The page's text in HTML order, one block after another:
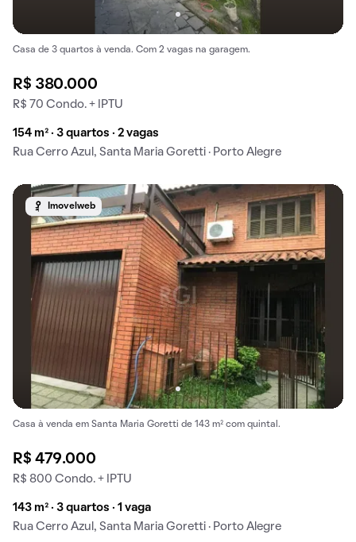
Casa de 3 quartos à venda. Com 2 vagas na garagem.
R$ 380.000
R$ 70 Condo. + IPTU
154 m² · 3 quartos · 2 vagas
Rua Cerro Azul, Santa Maria Goretti · Porto Alegre
Imovelweb
Casa à venda em Santa Maria Goretti de 143 m² com quintal.
R$ 479.000
R$ 800 Condo. + IPTU
143 m² · 3 quartos · 1 vaga
Rua Cerro Azul, Santa Maria Goretti · Porto Alegre